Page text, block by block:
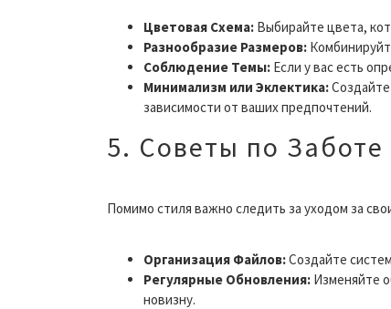
Цветовая Схема: Выбирайте цвета,
Разнообразие Размеров:
Соблюдение Темы: Если у вас есть
Минимализм или Эклектика:
зависимости от ваших предпочтений.
5. Советы по
Помимо стиля важно следить за уходом за
Организация Файлов:Создайте
Регулярные Обновления: Изменяйте
новизну.